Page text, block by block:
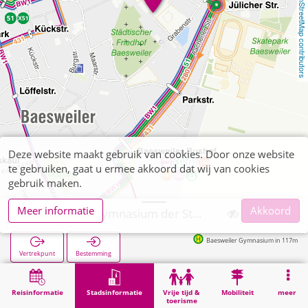
OpenStreetMap contributors
Reisinformatie Stadsinformatie
Vrije tijd &
toerisme
Mobiliteit meer
Vertrekpunt Bestemming
Baesweiler Gymnasium in 117m
Stadsinformatie Opleiding Baesweiler, Gymnasium der Stadt Baesweiler
Deze website maakt gebruik van cookies. Door onze website
te gebruiken, gaat u ermee akkoord dat wij van cookies
gebruik maken.
Meer informatie
Akkoord